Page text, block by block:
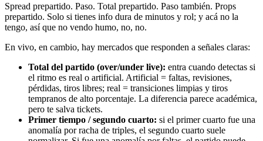
Spread prepartido. Paso. Total prepartido. Paso también. Props
prepartido. Solo si tienes info dura de minutos y rol; y acá no la
tengo, así que no vendo humo, no, no.
En vivo, en cambio, hay mercados que responden a señales claras:
Total del partido (over/under live): entra cuando detectas si
el ritmo es real o artificial. Artificial = faltas, revisiones,
pérdidas, tiros libres; real = transiciones limpias y tiros
tempranos de alto porcentaje. La diferencia parece académica,
pero te salva tickets.
Primer tiempo / segundo cuarto: si el primer cuarto fue una
anomalía por racha de triples, el segundo cuarto suele